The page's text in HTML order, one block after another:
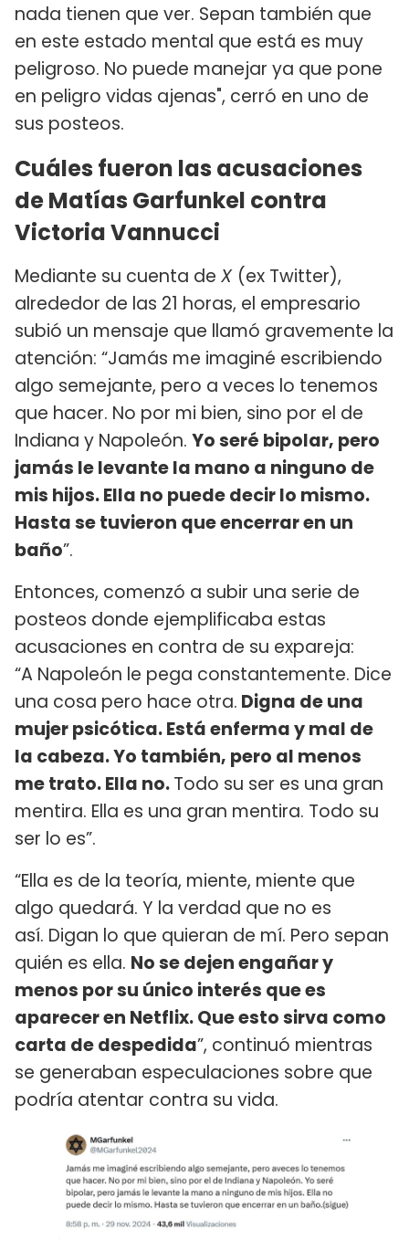
nada tienen que ver. Sepan también que
en este estado mental que está es muy
peligroso. No puede manejar ya que pone
en peligro vidas ajenas", cerró en uno de
sus posteos.
Cuáles fueron las acusaciones
de Matías Garfunkel contra
Victoria Vannucci
Mediante su cuenta de X (ex Twitter),
alrededor de las 21 horas, el empresario
subió un mensaje que llamó gravemente la
atención: “Jamás me imaginé escribiendo
algo semejante, pero a veces lo tenemos
que hacer. No por mi bien, sino por el de
Indiana y Napoleón. Yo seré bipolar, pero
jamás le levante la mano a ninguno de
mis hijos. Ella no puede decir lo mismo.
Hasta se tuvieron que encerrar en un
baño”.
Entonces, comenzó a subir una serie de
posteos donde ejemplificaba estas
acusaciones en contra de su expareja:
“A Napoleón le pega constantemente. Dice
una cosa pero hace otra. Digna de una
mujer psicótica. Está enferma y mal de
la cabeza. Yo también, pero al menos
me trato. Ella no.Todo su ser es una gran
mentira. Ella es una gran mentira. Todo su
ser lo es”.
“Ella es de la teoría, miente, miente que
algo quedará. Y la verdad que no es
así. Digan lo que quieran de mí. Pero sepan
quién es ella. No se dejen engañar y
menos por su único interés que es
aparecer en Netflix. Que esto sirva como
carta de despedida”, continuó mientras
se generaban especulaciones sobre que
podría atentar contra su vida.